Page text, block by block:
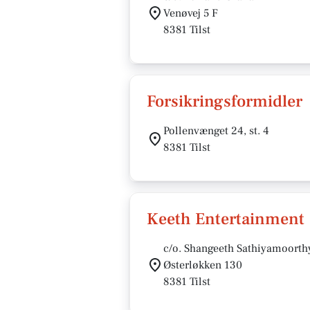
Venøvej 5 F
8381 Tilst
Forsikringsformidler
Pollenvænget 24, st. 4
8381 Tilst
Keeth Entertainment
c/o. Shangeeth
Østerløkken 130
8381 Tilst